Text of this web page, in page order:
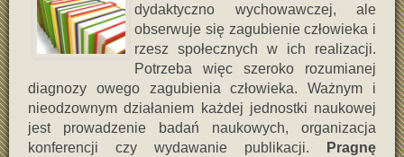
dydaktyczno wychowawczej, ale
obserwuje się zagubienie człowieka i
rzesz społecznych w ich realizacji.
Potrzeba więc szeroko rozumianej
diagnozy owego zagubienia człowieka. Ważnym i
nieodzownym działaniem każdej jednostki naukowej
jest prowadzenie badań naukowych, organizacja
konferencji czy wydawanie publikacji.
Pragnę